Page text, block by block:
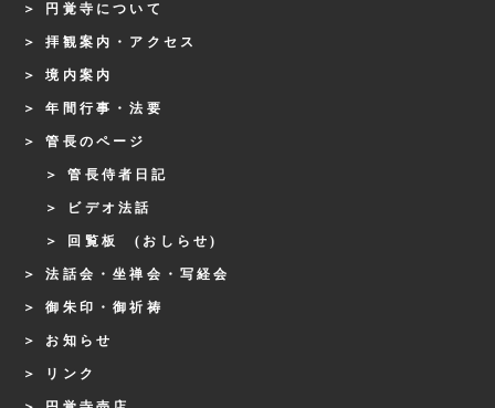
円覚寺について
拝観案内・アクセス
境内案内
年間行事・法要
管長のページ
管長侍者日記
ビデオ法話
回覧板 (おしらせ)
法話会・坐禅会・写経会
御朱印・御祈祷
お知らせ
リンク